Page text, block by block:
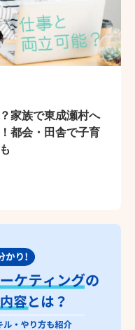
家族で東成瀬村へ
都会・田舎で子育